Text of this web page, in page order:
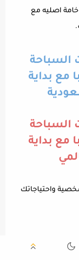
اصليه مع
السباحة
مع بداية
السباحة
مع بداية
واحتياجاتك